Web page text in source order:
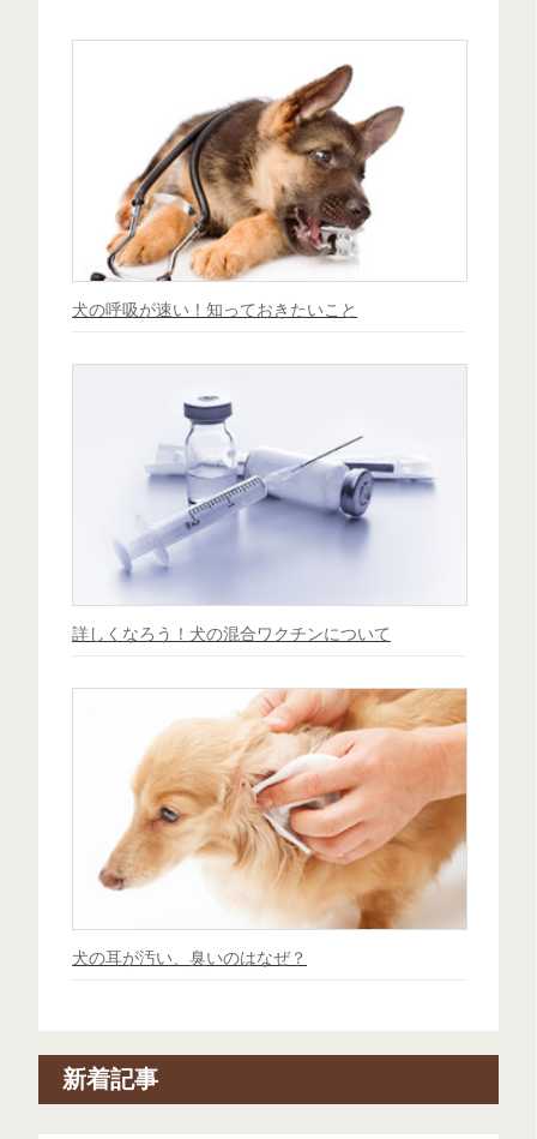
犬の呼吸が速い！知っておきたいこと
詳しくなろう！犬の混合ワクチンについて
犬の耳が汚い、臭いのはなぜ？
新着記事